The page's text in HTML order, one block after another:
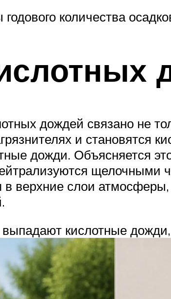
количества
дождей связано не
и становятся
дожди. Объясняется
щелочными
в верхние слои
выпадают кислотные